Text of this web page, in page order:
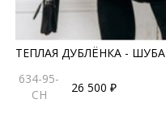
ТЕПЛАЯ ДУБЛЁНКА - ШУБА
634-95-
CH
26 500 ₽